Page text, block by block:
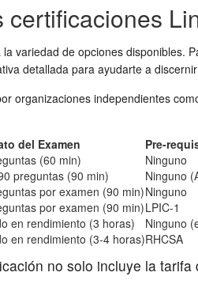
variedad de opciones
detallada para ayudarte a
organizaciones independientes
del Examen Pre-
(60 min) Ninguno
preguntas (90 min) Ninguno
por examen (90 min)Ninguno
por examen (90 min)LPIC-1
en rendimiento (3 horas) Ninguno
en rendimiento (3-4 horas)RHCSA
no solo incluye la